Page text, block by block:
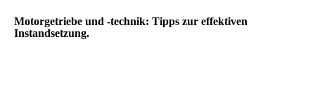
Motorgetriebe und -technik: Tipps zur effektiven
Instandsetzung.